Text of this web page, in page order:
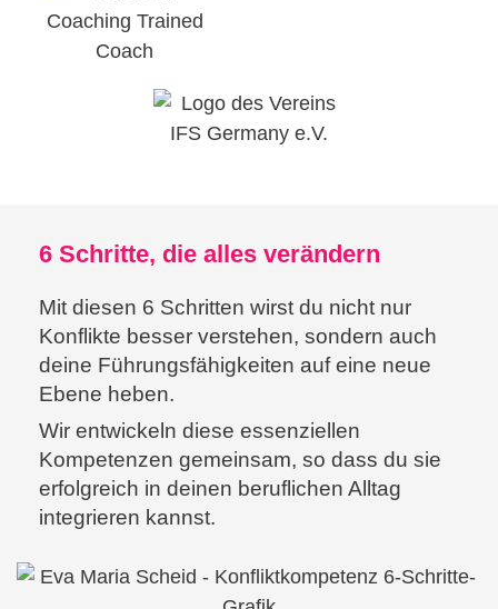
6 Schritte, die alles verändern
Mit diesen 6 Schritten wirst du nicht nur
Konflikte besser verstehen, sondern auch
deine Führungsfähigkeiten auf eine neue
Ebene heben.
Wir entwickeln diese essenziellen
Kompetenzen gemeinsam, so dass du sie
erfolgreich in deinen beruflichen Alltag
integrieren kannst.